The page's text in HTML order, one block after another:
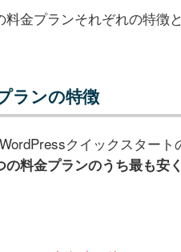
金プランそれぞれの特徴
ランの特徴
WordPressクイックスタート
の料金プランのうち最も安く